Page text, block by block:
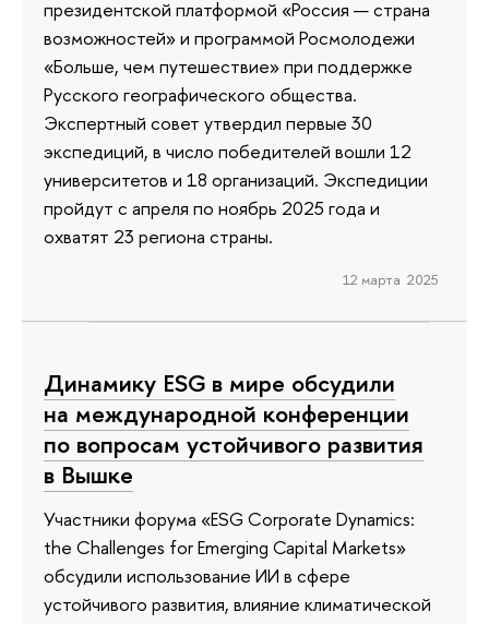
президентской платформой «Россия — страна
возможностей» и программой Росмолодежи
«Больше, чем путешествие» при поддержке
Русского географического общества.
Экспертный совет утвердил первые 30
экспедиций, в число победителей вошли 12
университетов и 18 организаций. Экспедиции
пройдут с апреля по ноябрь 2025 года и
охватят 23 региона страны.
12 марта 2025
Динамику ESG в мире обсудили
на международной конференции
по вопросам устойчивого развития
в Вышке
Участники форума «ESG Corporate Dynamics:
the Challenges for Emerging Capital Markets»
обсудили использование ИИ в сфере
устойчивого развития, влияние климатической